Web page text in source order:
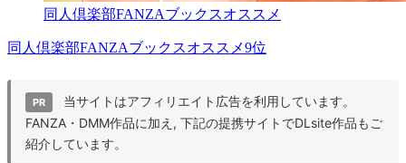
同人倶楽部FANZAブックスオススメ
同人倶楽部FANZAブックスオススメ9位
PR
当サイトはアフィリエイト広告を利用しています。
FANZA・DMM作品に加え, 下記の提携サイトでDLsite作品もご
紹介しています。